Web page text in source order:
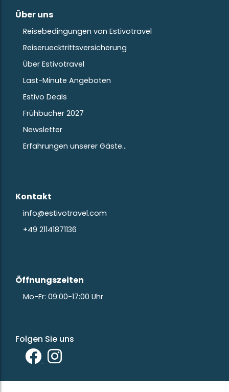
Über uns
Reisebedingungen von Estivotravel
Reiseruecktrittsversicherung
Über Estivotravel
Last-Minute Angeboten
Estivo Deals
Frühbucher 2027
Newsletter
Erfahrungen unserer Gäste…
Kontakt
info@estivotravel.com
+49 21141871136
Öffnungszeiten
Mo-Fr: 09:00-17:00 Uhr
Folgen Sie uns